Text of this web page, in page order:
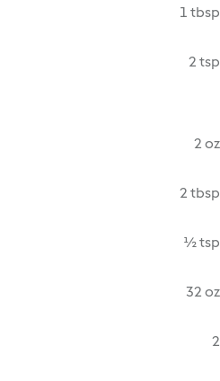
1 tbsp
2 tsp
2 oz
2 tbsp
½ tsp
32 oz
2